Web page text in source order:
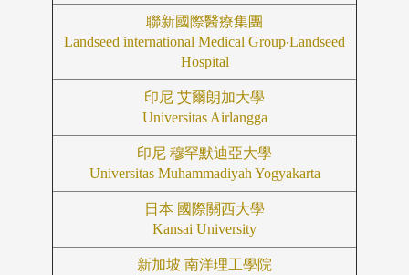
聯新國際醫療集團
Landseed international Medical Group‧Landseed
Hospital
印尼 艾爾朗加大學
Universitas Airlangga
印尼 穆罕默迪亞大學
Universitas Muhammadiyah Yogyakarta
日本 國際關西大學
Kansai University
新加坡 南洋理工學院